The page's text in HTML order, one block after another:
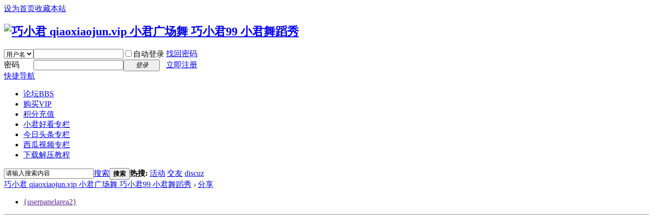
设为首页收藏本站
自动登录 找回密码
密码
登录
立即注册
快捷导航
论坛BBS
购买VIP
积分充值
小君好看专栏
今日头条专栏
西瓜视频专栏
下载解压教程
搜索 搜索 热搜: 活动 交友 discuz
巧小君 qiaoxiaojun.vip 小君广场舞 巧小君99 小君舞蹈秀 › 分享
{userpanelarea2}